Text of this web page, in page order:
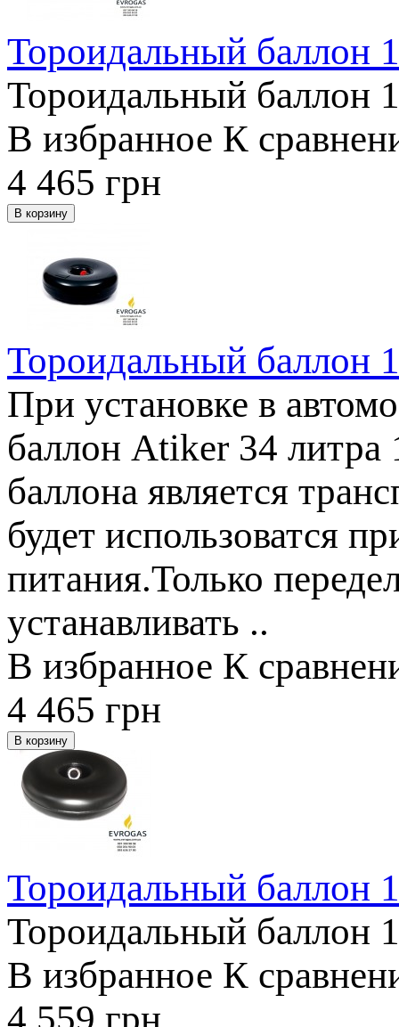
Тороидальный баллон
Тороидальный баллон
В избранное К
4 465 грн
Тороидальный баллон
При установке в
баллон Atiker 34 литра
баллона является
будет использоватся
питания.Только
устанавливать ..
В избранное К
4 465 грн
Тороидальный баллон
Тороидальный баллон
В избранное К
4 559 грн